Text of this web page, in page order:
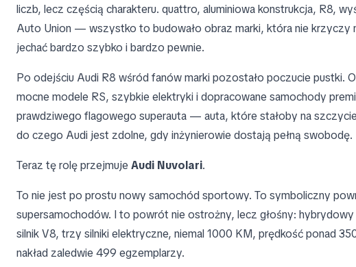
liczb, lecz częścią charakteru. quattro, aluminiowa konstrukcja, R8,
Auto Union — wszystko to budowało obraz marki, która nie krzyczy
jechać bardzo szybko i bardzo pewnie.
Po odejściu Audi R8 wśród fanów marki pozostało poczucie pustki.
mocne modele RS, szybkie elektryki i dopracowane samochody
prawdziwego flagowego superauta — auta, które stałoby na
do czego Audi jest zdolne, gdy inżynierowie dostają pełną swobodę.
Teraz tę rolę przejmuje Audi Nuvolari.
To nie jest po prostu nowy samochód sportowy. To symboliczny
supersamochodów. I to powrót nie ostrożny, lecz głośny: hybrydowy
silnik V8, trzy silniki elektryczne, niemal 1000 KM, prędkość ponad
nakład zaledwie 499 egzemplarzy.